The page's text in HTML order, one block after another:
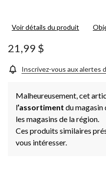
Voir détails du produit
21,99 $
Inscrivez-vous aux alertes
Malheureusement, cet
l’assortiment du magasin
les magasins de la région.
Ces produits similaires
vous intéresser.